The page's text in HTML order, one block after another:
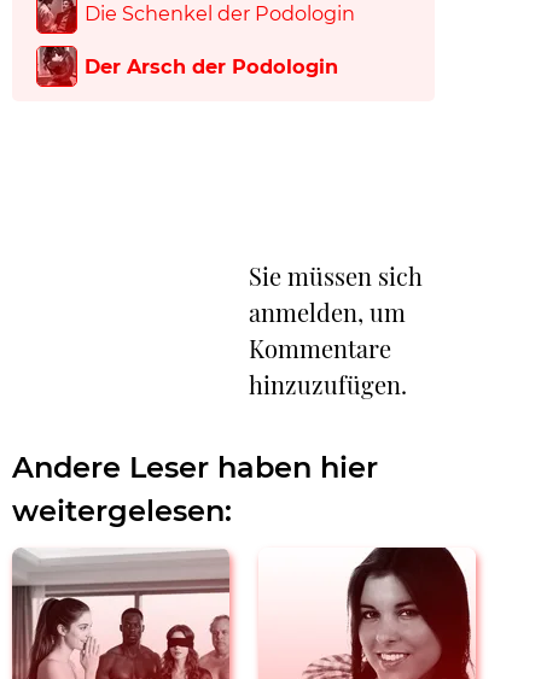
Die Schenkel der Podologin
Der Arsch der Podologin
Sie müssen sich
anmelden, um
Kommentare
hinzuzufügen.
Andere Leser haben hier
weitergelesen: